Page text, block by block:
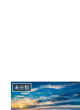
未分類